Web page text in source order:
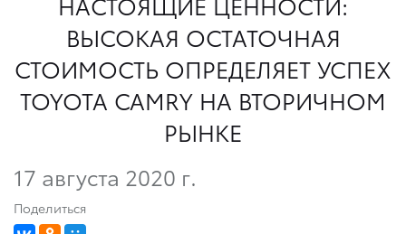
ВЫСОКАЯ ОСТАТОЧНАЯ
СТОИМОСТЬ ОПРЕДЕЛЯЕТ УСПЕХ
TOYOTA CAMRY НА ВТОРИЧНОМ
РЫНКЕ
17 августа 2020 г.
Поделиться